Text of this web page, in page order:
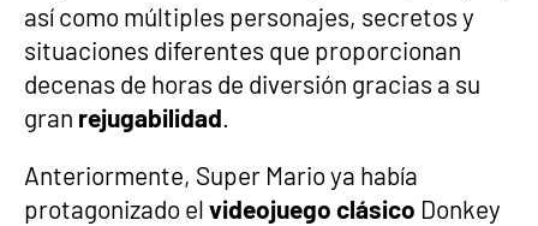
así como múltiples personajes, secretos y
situaciones diferentes que proporcionan
decenas de horas de diversión gracias a su
gran rejugabilidad.
Anteriormente, Super Mario ya había
protagonizado el videojuego clásico Donkey